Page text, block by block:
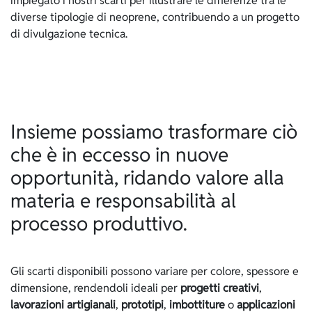
diverse tipologie di neoprene, contribuendo a un progetto
di divulgazione tecnica.
Insieme possiamo trasformare ciò
che è in eccesso in nuove
opportunità, ridando valore alla
materia e responsabilità al
processo produttivo.
Gli scarti disponibili possono variare per colore, spessore e
dimensione, rendendoli ideali per progetti creativi,
lavorazioni artigianali, prototipi, imbottitureoapplicazioni